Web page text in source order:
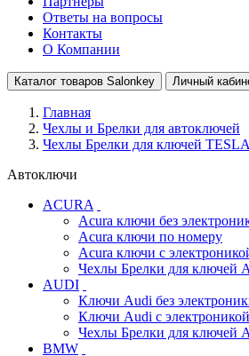
Ответы на вопросы
Контакты
О Компании
Каталог товаров Salonkey Личный
Главная
Чехлы и Брелки для автоключей
Чехлы Брелки для ключей TESLA
Автоключи
ACURA
Acura ключи без
Acura ключи по номеру
Acura ключи с
Чехлы Брелки для ключей
AUDI
Ключи Audi без
Ключи Audi с электроникой
Чехлы Брелки для ключей
BMW